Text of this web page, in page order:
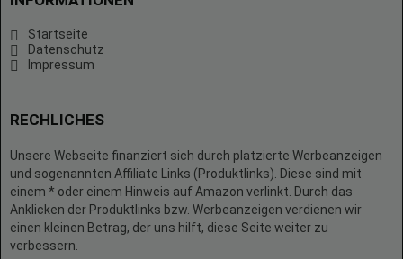
Startseite
Datenschutz
Impressum
RECHLICHES
Unsere Webseite finanziert sich durch platzierte Werbeanzeigen
und sogenannten Affiliate Links (Produktlinks). Diese sind mit
einem * oder einem Hinweis auf Amazon verlinkt. Durch das
Anklicken der Produktlinks bzw. Werbeanzeigen verdienen wir
einen kleinen Betrag, der uns hilft, diese Seite weiter zu
verbessern.